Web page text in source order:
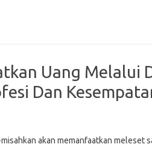
Uang Melalui
Dan
akan memanfaatkan meleset